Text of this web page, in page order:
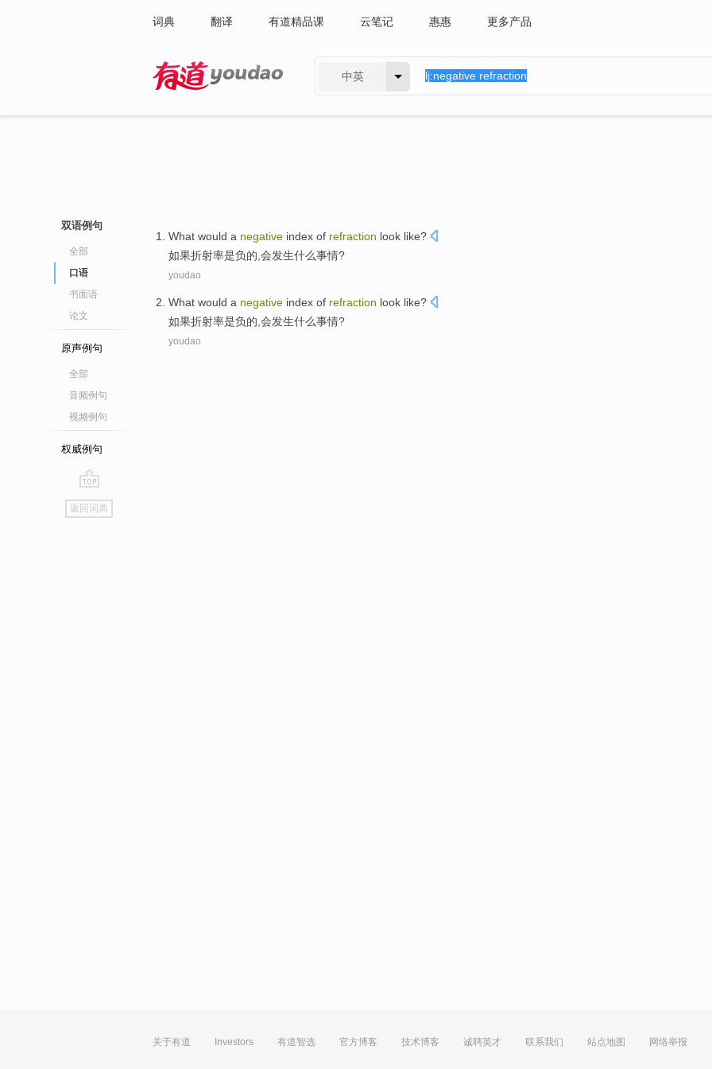
词典 翻译 有道精品课 云笔记 惠惠 更多产品
中英
双语例句
全部
口语
书面语
论文
原声例句
全部
音频例句
视频例句
权威例句
go
top
返回词典
What would a negative index of refraction look like?
如果折射率是负的 会发生什么事情?
youdao
What would a negative index of refraction look like?
如果折射率是负的 会发生什么事情?
youdao
关于有道 Investors 有道智选 官方博客 技术博客 诚聘英才 联系我们 站点地图 网络举报